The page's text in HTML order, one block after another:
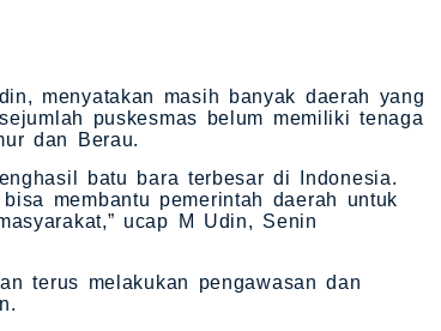
menyatakan masih banyak daerah yang
puskesmas belum memiliki tenaga
dan Berau.
batu bara terbesar di Indonesia.
membantu pemerintah daerah untuk
ucap M Udin, Senin
terus melakukan pengawasan dan